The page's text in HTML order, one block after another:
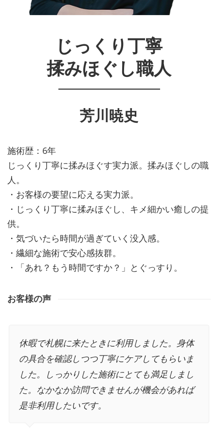
じっくり丁寧
揉みほぐし職人
芳川暁史
施術歴：6年
じっくり丁寧に揉みほぐす実力派。揉みほぐしの職
人。
・お客様の要望に応える実力派。
・じっくり丁寧に揉みほぐし、キメ細かい癒しの提
供。
・気づいたら時間が過ぎていく没入感。
・繊細な施術で安心感抜群。
・「あれ？もう時間ですか？」とぐっすり。
お客様の声
当日予約で寄らせていただいたのですが、大
正解。 色々なサロンに行ったことがあります
が、最高クラスの腕前。 本当に上手で、私に
合っていました。 マッサージ中に眠ることは
普段ないのですが、 今回は意識が遠のきまし